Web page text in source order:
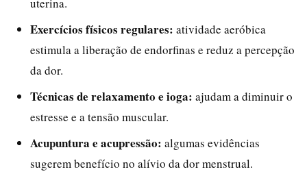
Exercícios físicos regulares: atividade aeróbica
estimula a liberação de endorfinas e reduz a percepção
da dor.
Técnicas de relaxamento e ioga: ajudam a diminuir o
estresse e a tensão muscular.
Acupuntura e acupressão: algumas evidências
sugerem benefício no alívio da dor menstrual.